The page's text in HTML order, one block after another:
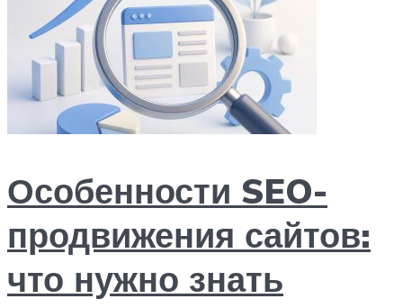
Особенности SEO-
продвижения сайтов:
что нужно знать